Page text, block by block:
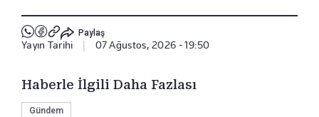
Paylaş
Yayın Tarihi 07 Ağustos, 2026 - 19:50
Haberle İlgili Daha Fazlası
Gündem